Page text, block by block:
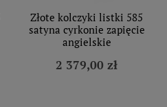
Złote kolczyki listki 585
satyna cyrkonie zapięcie
angielskie
2 379,00 zł